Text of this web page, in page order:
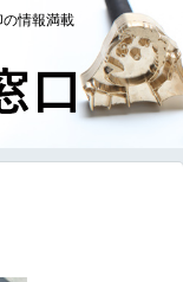
情報満載